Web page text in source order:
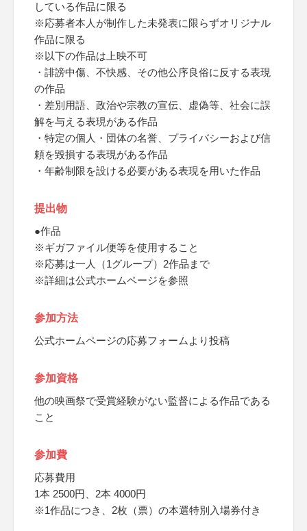
している作品に限る
※応募者本人が制作した未発表に限らずオリジナル
作品に限る
※以下の作品は上映不可
・誹謗中傷、不快感、その他公序良俗に反する表現
の作品
・差別用語、政治や宗教の宣伝、虚偽等、社会に誤
解を与える表現がある作品
・特定の個人・団体の名誉、プライバシーおよび信
頼を毀損する表現がある作品
・年齢制限を設ける必要がある表現を用いた作品
提出物
●作品
※ギガファイル便等を使用すること
※応募は一人（1グループ）2作品まで
※詳細は公式ホームページを参照
参加方法
公式ホームページの応募フォームより投稿
参加資格
他の映画祭で受賞経験がない監督による作品である
こと
参加費
応募費用
1本 2500円、2本 4000円
※1作品につき、2枚（票）の本選特別入場券付き